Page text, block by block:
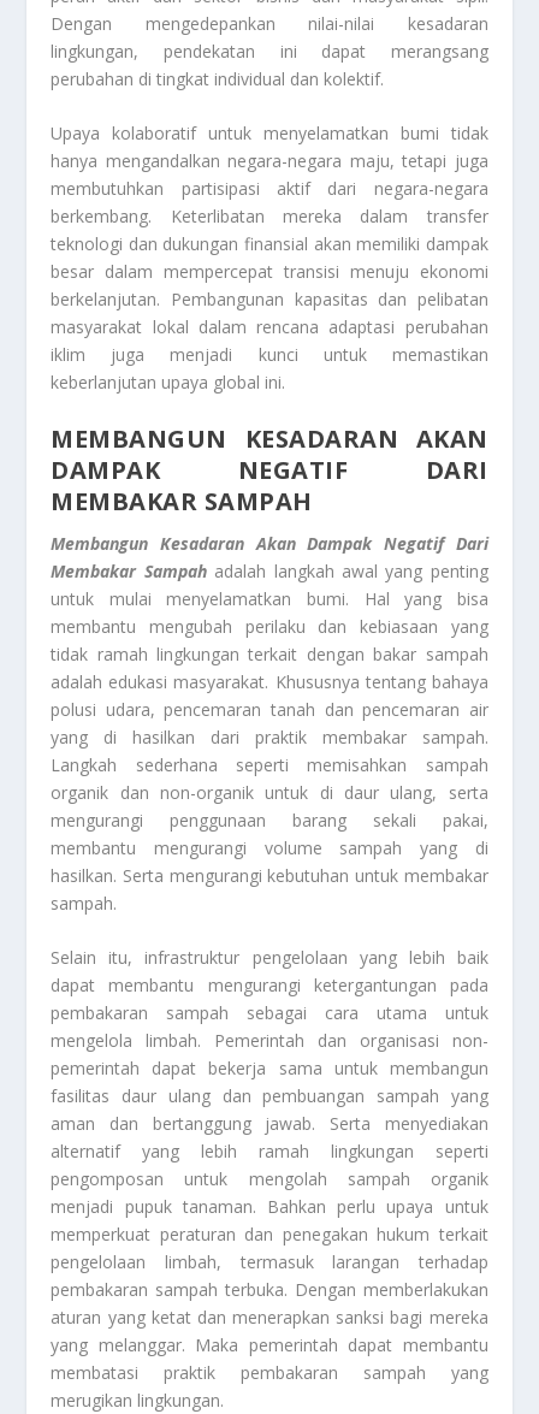
Dengan mengedepankan nilai-nilai kesadaran
lingkungan, pendekatan ini dapat merangsang
perubahan di tingkat individual dan kolektif.
Upaya kolaboratif untuk menyelamatkan bumi tidak
hanya mengandalkan negara-negara maju, tetapi juga
membutuhkan partisipasi aktif dari negara-negara
berkembang. Keterlibatan mereka dalam transfer
teknologi dan dukungan finansial akan memiliki dampak
besar dalam mempercepat transisi menuju ekonomi
berkelanjutan. Pembangunan kapasitas dan pelibatan
masyarakat lokal dalam rencana adaptasi perubahan
iklim juga menjadi kunci untuk memastikan
keberlanjutan upaya global ini.
MEMBANGUN KESADARAN AKAN
DAMPAK NEGATIF DARI
MEMBAKAR SAMPAH
Membangun Kesadaran Akan Dampak Negatif Dari
Membakar Sampah adalah langkah awal yang penting
untuk mulai menyelamatkan bumi. Hal yang bisa
membantu mengubah perilaku dan kebiasaan yang
tidak ramah lingkungan terkait dengan bakar sampah
adalah edukasi masyarakat. Khususnya tentang bahaya
polusi udara, pencemaran tanah dan pencemaran air
yang di hasilkan dari praktik membakar sampah.
Langkah sederhana seperti memisahkan sampah
organik dan non-organik untuk di daur ulang, serta
mengurangi penggunaan barang sekali pakai,
membantu mengurangi volume sampah yang di
hasilkan. Serta mengurangi kebutuhan untuk membakar
sampah.
Selain itu, infrastruktur pengelolaan yang lebih baik
dapat membantu mengurangi ketergantungan pada
pembakaran sampah sebagai cara utama untuk
mengelola limbah. Pemerintah dan organisasi non-
pemerintah dapat bekerja sama untuk membangun
fasilitas daur ulang dan pembuangan sampah yang
aman dan bertanggung jawab. Serta menyediakan
alternatif yang lebih ramah lingkungan seperti
pengomposan untuk mengolah sampah organik
menjadi pupuk tanaman. Bahkan perlu upaya untuk
memperkuat peraturan dan penegakan hukum terkait
pengelolaan limbah, termasuk larangan terhadap
pembakaran sampah terbuka. Dengan memberlakukan
aturan yang ketat dan menerapkan sanksi bagi mereka
yang melanggar. Maka pemerintah dapat membantu
membatasi praktik pembakaran sampah yang
merugikan lingkungan.